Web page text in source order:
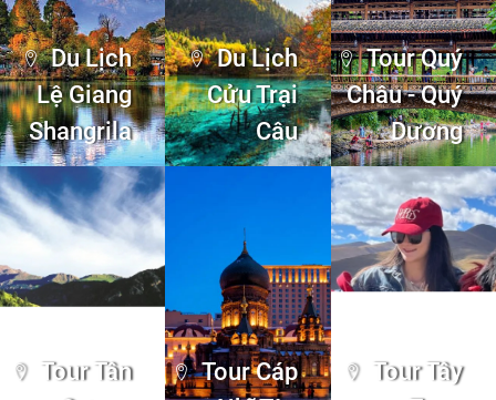
Du lịch Hàn
Quốc
Du lịch Nhật Bản
Xem lịch khởi hànhDu lịch Quốc tế